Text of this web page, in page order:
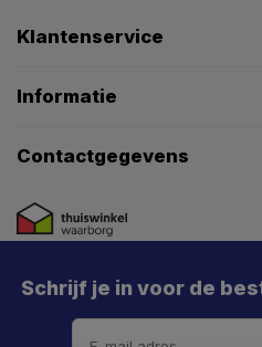
Klantenservice
Informatie
Contactgegevens
Schrijf je in voor de